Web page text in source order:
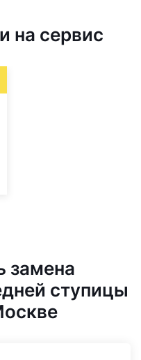
на сервис
замена
ступицы